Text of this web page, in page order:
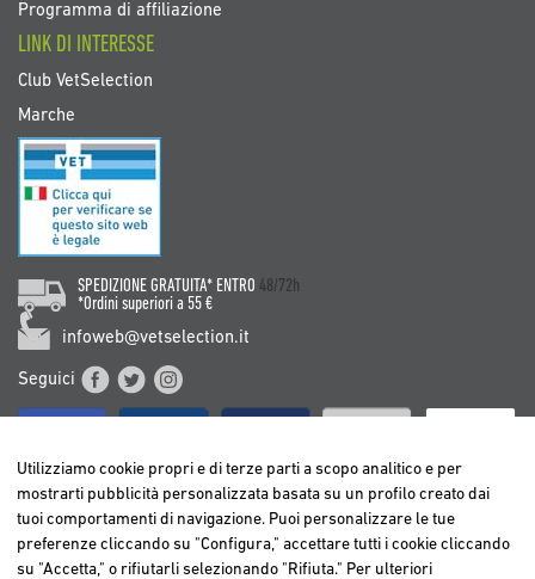
Programma di affiliazione
LINK DI INTERESSE
Club VetSelection
Marche
SPEDIZIONE GRATUITA* ENTRO 48/72h
*Ordini superiori a 55 €
infoweb@vetselection.it
Seguici
BELGIË / BELGIQUE
DEUTSCHLAND
Utilizziamo cookie propri e di terze parti a scopo analitico e per
mostrarti pubblicità personalizzata basata su un profilo creato dai
tuoi comportamenti di navigazione. Puoi personalizzare le tue
preferenze cliccando su "Configura," accettare tutti i cookie cliccando
su "Accetta," o rifiutarli selezionando "Rifiuta." Per ulteriori